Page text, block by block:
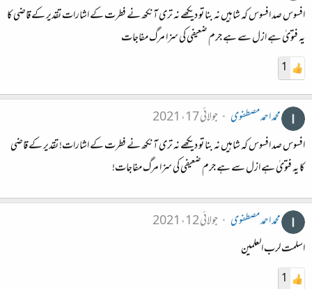
افسوس صد افسوس کہ شاہیں نہ بنا تو دیکھے نہ تری آنکھ نے فطرت کے اشارات تقدیر کے قاضی کا
یہ فتویٰ ہے ازل سے ہے جرم ضعیفی کی سزا مرگ مفاجات
1
محمد احمد مصطفوی
جولائی 17، 2021
افسوس صد افسوس کہ شاہیں نہ بنا تو دیکھے نہ تری آنکھ نے فطرت کے اشارات! تقدیر کے قاضی
کا یہ فتویٰ ہے ازل سے ہے جرم ضعیفی کی سزا مرگ مفاجات!
محمد احمد مصطفوی
جولائی 12، 2021
اسلمت لرب العلمین
1